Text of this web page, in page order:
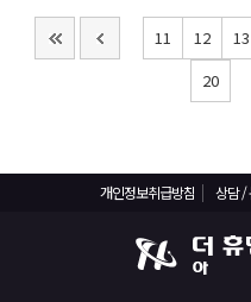
11 12 13
20
개인정보취급방침 상담 /